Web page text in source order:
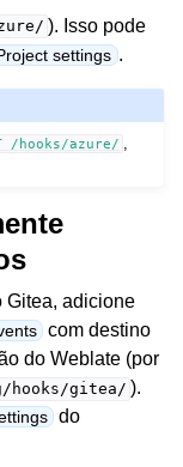
). Isso pode
settings .
/hooks/azure/ ,
Gitea, adicione
com destino
do Weblate (por
hooks/gitea/ ).
do